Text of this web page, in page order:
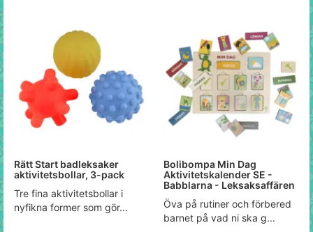
Rätt Start badleksaker
aktivitetsbollar, 3-pack
Tre fina aktivitetsbollar i
nyfikna former som gör...
Bolibompa Min Dag
Aktivitetskalender SE -
Babblarna - Leksaksaffären
Öva på rutiner och förbered
barnet på vad ni ska g...